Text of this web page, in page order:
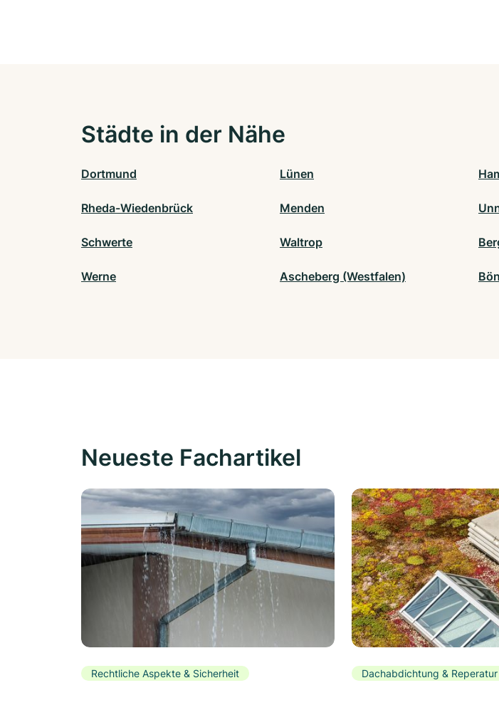
Städte in der Nähe
Dortmund Lünen
Rheda-Wiedenbrück Menden
Schwerte Waltrop
Werne Ascheberg (Westfalen)
Neueste Fachartikel
Rechtliche Aspekte & Sicherheit Dachabdichtung & Reperatur